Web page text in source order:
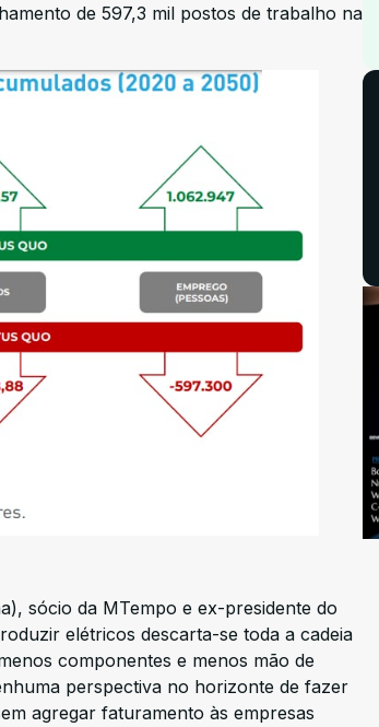
de 597,3 mil postos de trabalho na
sócio da MTempo e ex-presidente do
elétricos descarta-se toda a cadeia
componentes e menos mão de
perspectiva no horizonte de fazer
agregar faturamento às empresas